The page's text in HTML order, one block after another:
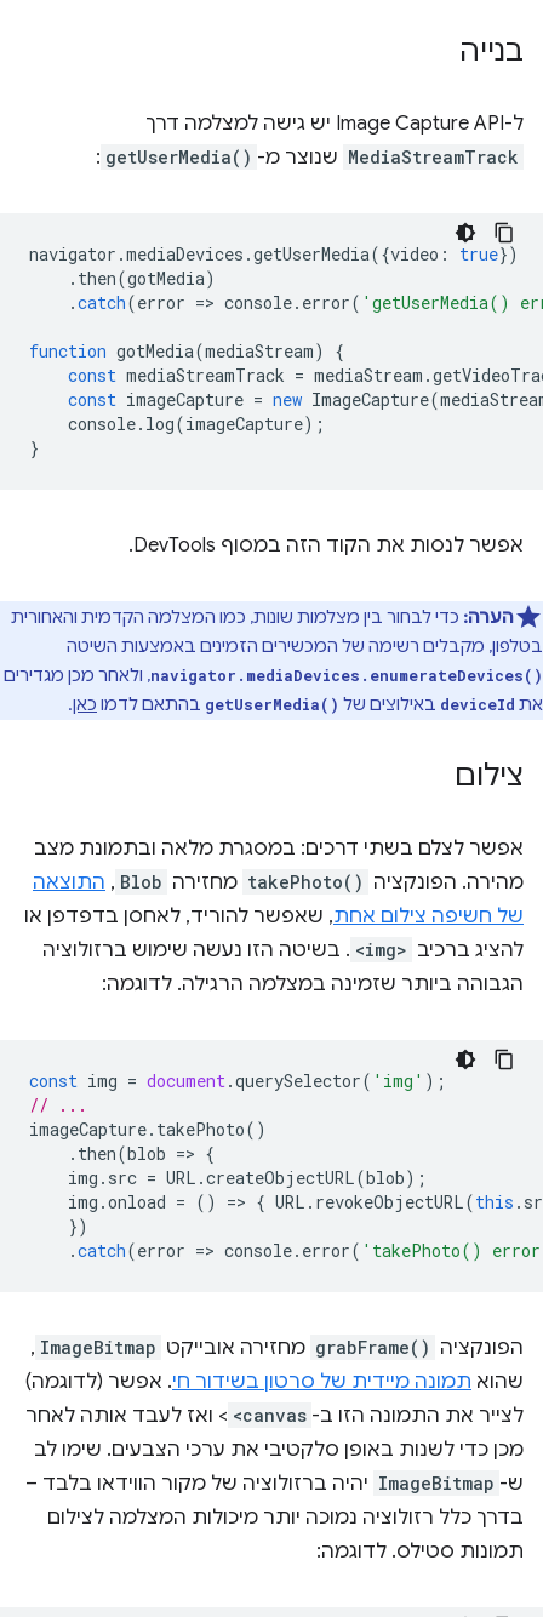
בנייה
ל-Image Capture API יש גישה למצלמה דרך
MediaStreamTrack שנוצר מ- getUserMedia()
:
navigator .mediaDevices .getUserMedia({video : true})
. then(gotMedia)
.catch(error => console. error( 'getUserMedia()
function gotMedia(mediaStream)
{
const mediaStreamTrack = mediaStream .
const imageCapture = new ImageCapture(
console. log(imageCapture);
}
אפשר לנסות את הקוד הזה במסוף DevTools.
הערה: כדי לבחור בין מצלמות שונות, כמו המצלמה הקדמית והאחורית
בטלפון, מקבלים רשימה של המכשירים הזמינים באמצעות השיטה
navigator.mediaDevices.enumerateDevices(), ולאחר מכן מגדירים
את deviceId באילוצים של getUserMedia() בהתאם לדמו כאן.
צילום
אפשר לצלם בשתי דרכים: במסגרת מלאה ובתמונת מצב
מהירה. הפונקציה takePhoto() מחזירה Blob
, התוצאה
של חשיפה צילום אחת, שאפשר להוריד, לאחסן בדפדפן או
להציג ברכיב <img> . בשיטה הזו נעשה שימוש ברזולוציה
הגבוהה ביותר שזמינה במצלמה הרגילה. לדוגמה:
const img = document.querySelector( 'img' );
// ...
imageCapture. takePhoto()
. then(blob => {
img . src = URL .createObjectURL(blob);
img .onload = () => { URL . revokeObjectURL(this .
})
.catch(error => console. error( 'takePhoto()
הפונקציה grabFrame() מחזירה אובייקט ImageBitmap
,
שהוא תמונה מיידית של סרטון בשידור חי. אפשר (לדוגמה)
לצייר את התמונה הזו ב- <canvas > ואז לעבד אותה לאחר
מכן כדי לשנות באופן סלקטיבי את ערכי הצבעים. שימו לב
ש- ImageBitmap יהיה ברזולוציה של מקור הווידאו בלבד –
בדרך כלל רזולוציה נמוכה יותר מיכולות המצלמה לצילום
תמונות סטילס. לדוגמה: